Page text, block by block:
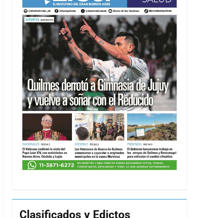
Clasificados y Edictos